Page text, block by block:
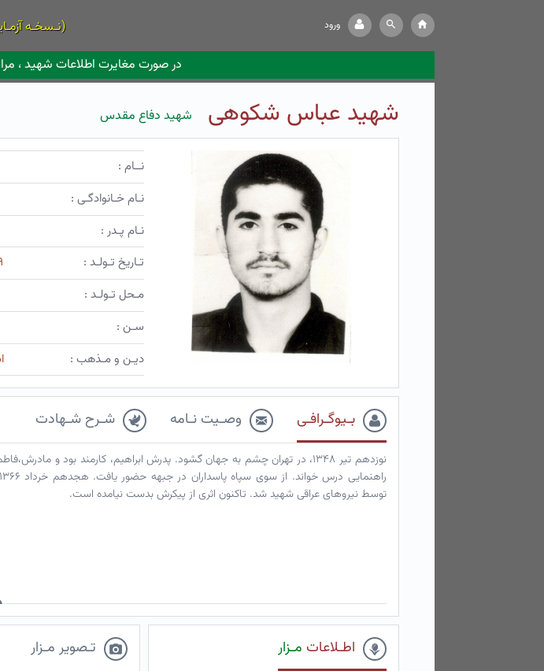
ورود (نـسخـه
در صورت مغایرت اطلاعات شهید ،
شهید عباس شکوهی شهید دفاع مقدس
نــام :
نـام خـانوادگـی :
نـام پـدر :
تـاریخ تـولـد :
مـحل تـولـد :
سـن :
دیـن و مـذهب :
بـیوگـرافـی وصـیت نـامه شـرح شـهادت
نوزدهم تیر ۱۳۴۸، در تهران چشم به جهان گشود. پدرش ابراهیم، کارمند بود و
توسط نیروهای عراقی شهید شد. تاکنون اثری از پیکرش بدست نیامده است.
اطـلاعات مـزار تـصویر مـزار